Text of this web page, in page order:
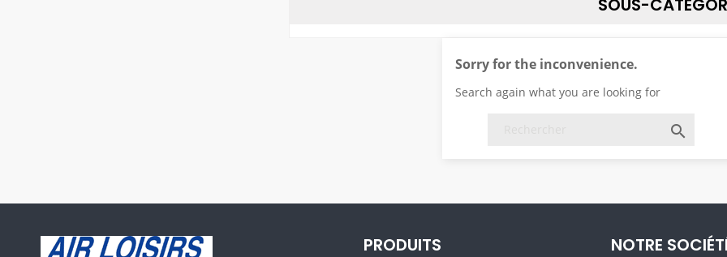
SOUS-
Sorry for the inconvenience.
Search again what you are looking for

PRODUITS NOTRE